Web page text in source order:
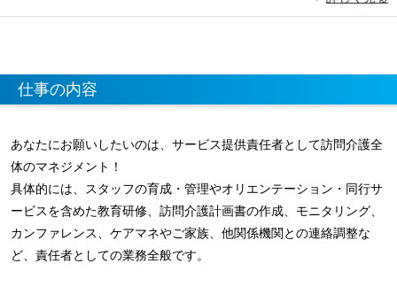
仕事の内容
あなたにお願いしたいのは、サービス提供責任者として訪問介護全
体のマネジメント！
具体的には、スタッフの育成・管理やオリエンテーション・同行サ
ービスを含めた教育研修、訪問介護計画書の作成、モニタリング、
カンファレンス、ケアマネやご家族、他関係機関との連絡調整な
ど、責任者としての業務全般です。